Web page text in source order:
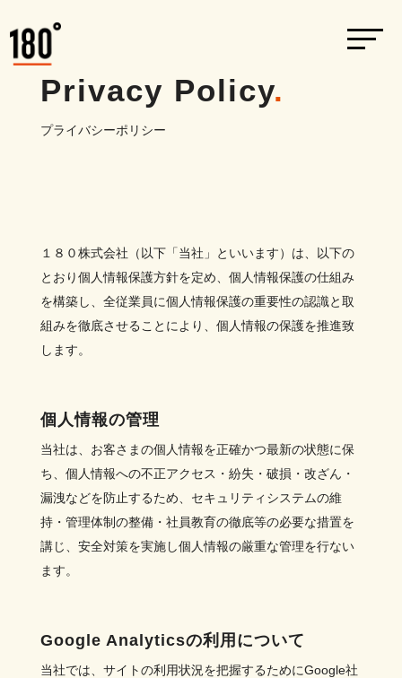
Privacy Policy.
プライバシーポリシー
１８０株式会社（以下「当社」といいます）は、以下の
とおり個人情報保護方針を定め、個人情報保護の仕組み
を構築し、全従業員に個人情報保護の重要性の認識と取
組みを徹底させることにより、個人情報の保護を推進致
します。
個人情報の管理
当社は、お客さまの個人情報を正確かつ最新の状態に保
ち、個人情報への不正アクセス・紛失・破損・改ざん・
漏洩などを防止するため、セキュリティシステムの維
持・管理体制の整備・社員教育の徹底等の必要な措置を
講じ、安全対策を実施し個人情報の厳重な管理を行ない
ます。
Google Analyticsの利用について
当社では、サイトの利用状況を把握するためにGoogle社